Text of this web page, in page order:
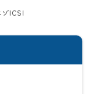
ゾICSI